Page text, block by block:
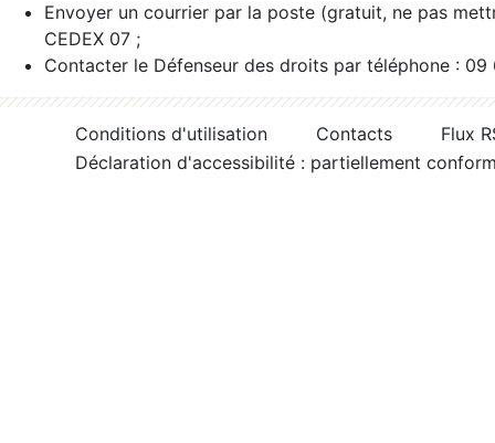
Envoyer un courrier par la poste (gratuit, ne pas
CEDEX 07 ;
Contacter le Défenseur des droits par téléphone :
Conditions d'utilisation Contacts
Flux
Déclaration d'accessibilité : partiellement